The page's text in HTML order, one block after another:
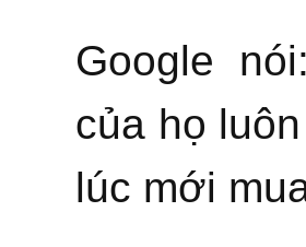
Google
của họ
lúc mới